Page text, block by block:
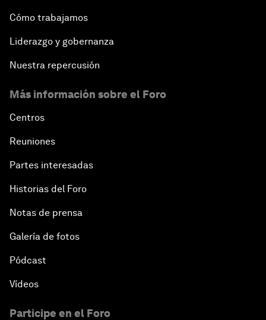
Cómo trabajamos
Liderazgo y gobernanza
Nuestra repercusión
Más información sobre el Foro
Centros
Reuniones
Partes interesadas
Historias del Foro
Notas de prensa
Galería de fotos
Pódcast
Vídeos
Participe en el Foro